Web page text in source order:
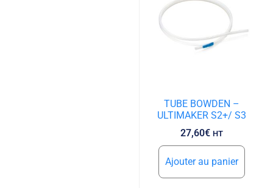
TUBE BOWDEN –
ULTIMAKER S2+/ S3
27,60€ HT
Ajouter au panier